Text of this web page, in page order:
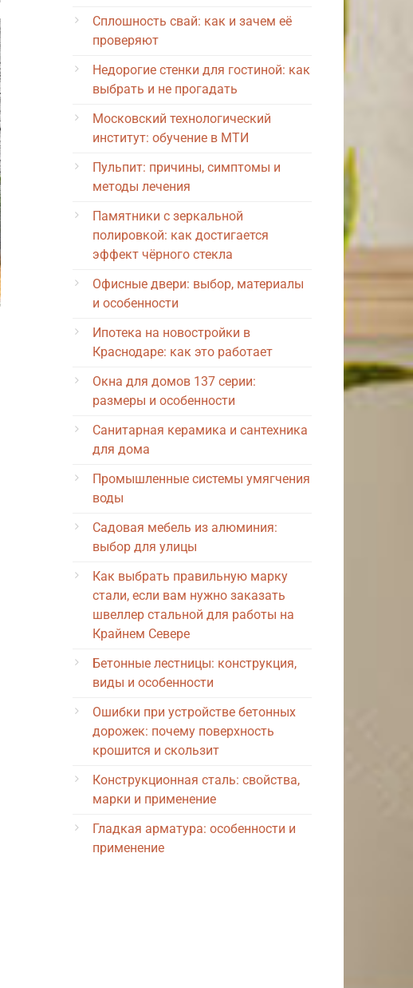
Сплошность свай: как и зачем её
проверяют
Недорогие стенки для гостиной: как
выбрать и не прогадать
Московский технологический
институт: обучение в МТИ
Пульпит: причины, симптомы и
методы лечения
Памятники с зеркальной
полировкой: как достигается
эффект чёрного стекла
Офисные двери: выбор, материалы
и особенности
Ипотека на новостройки в
Краснодаре: как это работает
Окна для домов 137 серии:
размеры и особенности
Санитарная керамика и сантехника
для дома
Промышленные системы умягчения
воды
Садовая мебель из алюминия:
выбор для улицы
Как выбрать правильную марку
стали, если вам нужно заказать
швеллер стальной для работы на
Крайнем Севере
Бетонные лестницы: конструкция,
виды и особенности
Ошибки при устройстве бетонных
дорожек: почему поверхность
крошится и скользит
Конструкционная сталь: свойства,
марки и применение
Гладкая арматура: особенности и
применение